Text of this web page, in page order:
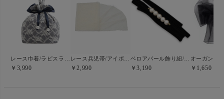
￥3,990 ￥2,990 ￥3,190 ￥1,650